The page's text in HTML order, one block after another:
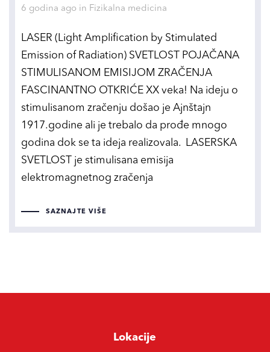
6 godina ago in
Tags Fizikalna medicina
LASER (Light Amplification by Stimulated
Emission of Radiation) SVETLOST POJAČANA
STIMULISANOM EMISIJOM ZRAČENJA
FASCINANTNO OTKRIĆE XX veka! Na ideju o
stimulisanom zračenju došao je Ajnštajn
1917.godine ali je trebalo da prođe mnogo
godina dok se ta ideja realizovala. LASERSKA
SVETLOST je stimulisana emisija
elektromagnetnog zračenja
SAZNAJTE VIŠE
Lokacije